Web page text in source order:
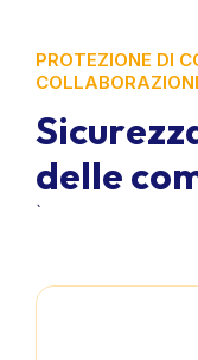
PROTEZIONE DI
Sicurezz
delle co
`